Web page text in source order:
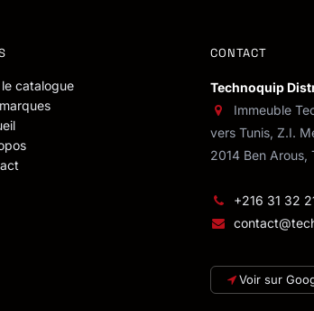
catalogue
CONTACT
Technoquip
Immeuble
vers Tunis, Z.I.
2014 Ben Arous,
+216 31 32
Voir sur